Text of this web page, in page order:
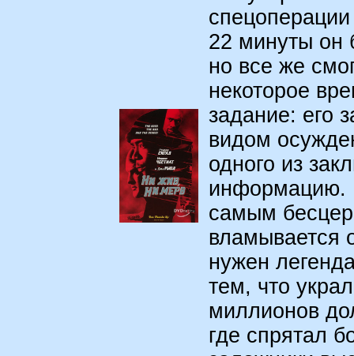
22 минуты он
но все же
некоторое
задание: его
видом
одного из
информацию.
самым
вламывается
нужен
тем, что
миллионов
где спрятал